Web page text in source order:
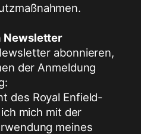
Newsletter
abonnieren,
der Anmeldung
des Royal Enfield-
mich mit der
meines